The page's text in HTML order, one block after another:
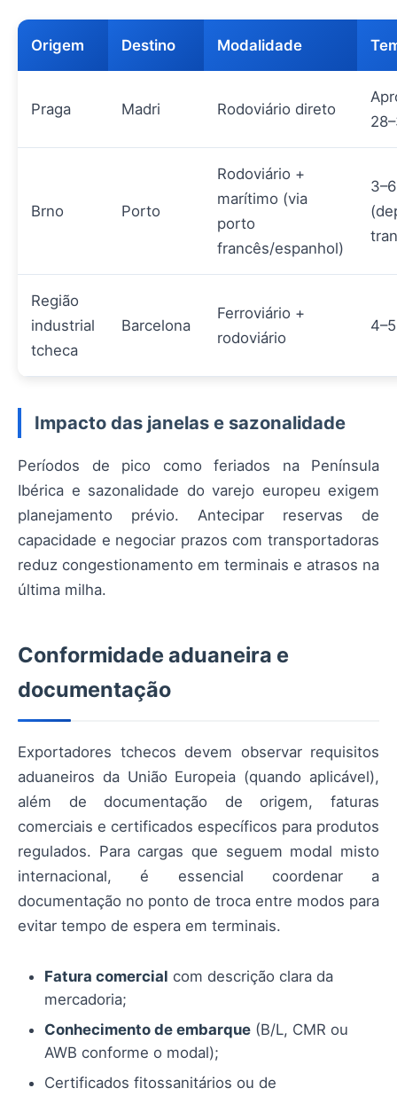
Origem Destino Modalidade
Praga Madri Rodoviário direto
Brno Porto
Rodoviário +
marítimo (via
porto
francês/espanhol)
Região
industrial
tcheca
Barcelona
Ferroviário +
rodoviário
Impacto das janelas e sazonalidade
Períodos de pico como feriados na Península
Ibérica e sazonalidade do varejo europeu exigem
planejamento prévio. Antecipar reservas de
capacidade e negociar prazos com transportadoras
reduz congestionamento em terminais e atrasos na
última milha.
Conformidade aduaneira e
documentação
Exportadores tchecos devem observar requisitos
aduaneiros da União Europeia (quando aplicável),
além de documentação de origem, faturas
comerciais e certificados específicos para produtos
regulados. Para cargas que seguem modal misto
internacional, é essencial coordenar a
documentação no ponto de troca entre modos para
evitar tempo de espera em terminais.
Fatura comercial com descrição clara da
mercadoria;
Conhecimento de embarque (B/L, CMR ou
AWB conforme o modal);
Certificados fitossanitários ou de